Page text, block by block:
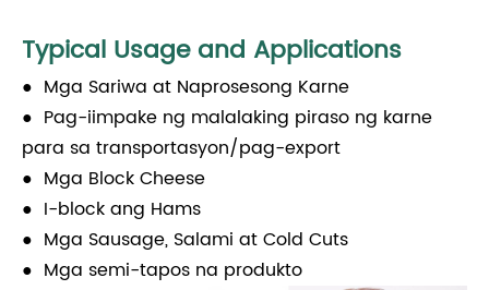
Typical Usage and Applications
● Mga Sariwa at Naprosesong Karne
● Pag-iimpake ng malalaking piraso ng karne
para sa transportasyon/pag-export
● Mga Block Cheese
● I-block ang Hams
● Mga Sausage, Salami at Cold Cuts
● Mga semi-tapos na produkto